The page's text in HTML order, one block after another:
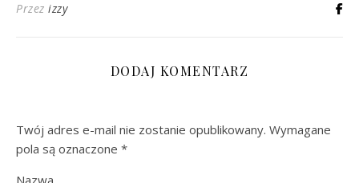
Przez izzy
DODAJ KOMENTARZ
Twój adres e-mail nie zostanie opublikowany. Wymagane
pola są oznaczone *